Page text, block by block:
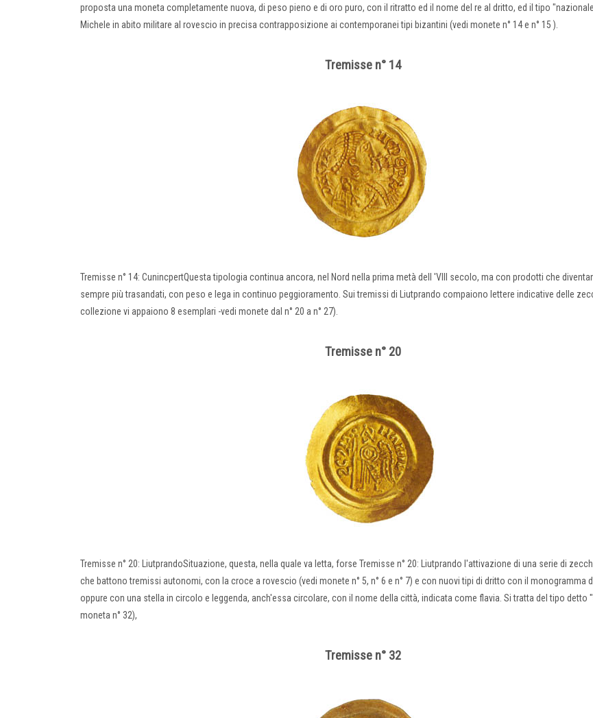
proposta una moneta completamente nuova, di peso pieno e di oro puro, con il ritratto ed il nome del re al dritto, ed il tipo
Michele in abito militare al rovescio in precisa contrapposizione ai contemporanei tipi bizantini (vedi monete n° 14 e n° 15 ).
Tremisse n° 14
Tremisse n° 14: CunincpertQuesta tipologia continua ancora, nel Nord nella prima metà dell 'VIII secolo, ma con prodotti che
sempre più trasandati, con peso e lega in continuo peggioramento. Sui tremissi di Liutprando compaiono lettere indicative delle
collezione vi appaiono 8 esemplari -vedi monete dal n° 20 a n° 27).
Tremisse n° 20
Tremisse n° 20: LiutprandoSituazione, questa, nella quale va letta, forse Tremisse n° 20: Liutprando l'attivazione di una serie di
che battono tremissi autonomi, con la croce a rovescio (vedi monete n° 5, n° 6 e n° 7) e con nuovi tipi di dritto con il monogramma
oppure con una stella in circolo e leggenda, anch'essa circolare, con il nome della città, indicata come flavia. Si tratta del tipo detto
moneta n° 32),
Tremisse n° 32